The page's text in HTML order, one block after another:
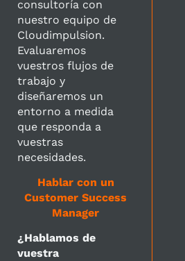
consultoría con
nuestro equipo de
Cloudimpulsion.
Evaluaremos
vuestros flujos de
trabajo y
diseñaremos un
entorno a medida
que responda a
vuestras
necesidades.
Hablar con un
Customer Success
Manager
¿Hablamos de
vuestra